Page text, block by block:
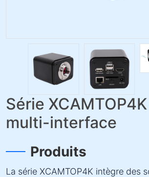
Série
multi-interface
Produits
La série XCAMTOP4K intègre des